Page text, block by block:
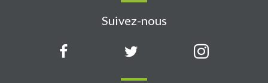
Suivez-nous